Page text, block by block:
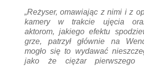
„Reżyser, omawiając z nimi i z
kamery w trakcie ujęcia
aktorom, jakiego efektu
grze, patrzył głównie na
mogło się to wydawać
jako że ciężar pierwszego